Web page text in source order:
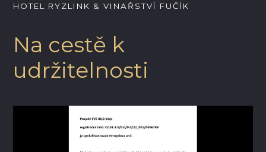
HOTEL RYZLINK & VINAŘSTVÍ FUČÍK
Na cestě k
udržitelnosti